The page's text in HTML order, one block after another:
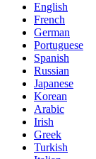
English
French
German
Portuguese
Spanish
Russian
Japanese
Korean
Arabic
Irish
Greek
Turkish